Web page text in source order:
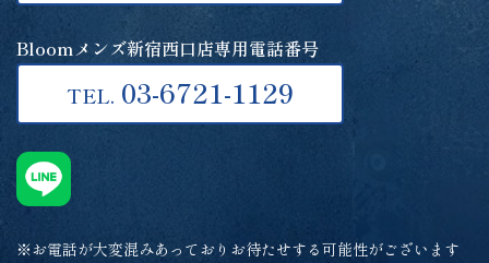
Bloomメンズ新宿西口店専用電話番号
TEL. 03-6721-1129
※お電話が大変混みあっておりお待たせする可能性がございます